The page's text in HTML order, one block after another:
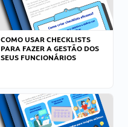
COMO USAR CHECKLISTS
PARA FAZER A GESTÃO DOS
SEUS FUNCIONÁRIOS